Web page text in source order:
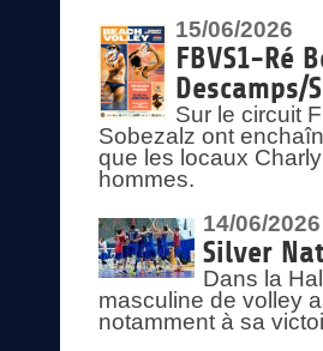
15/06/2026
FBVS1-Ré
Descamps/
Sur le circuit
Sobezalz ont
que les locaux
hommes.
14/06/2026
Silver
Dans la
masculine de volley
notamment à sa